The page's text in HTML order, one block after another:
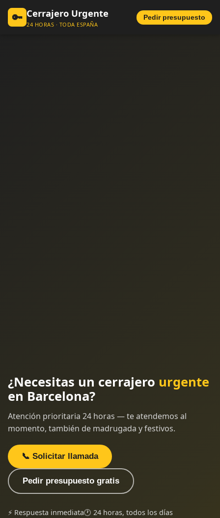
🔑 Cerrajero Urgente
24 HORAS · TODA ESPAÑA
Pedir presupuesto
¿Necesitas un cerrajero urgente
en Barcelona?
Atención prioritaria 24 horas — te atendemos al
momento, también de madrugada y festivos.
📞 Solicitar llamada
Pedir presupuesto gratis
⚡ Respuesta inmediata🕐 24 horas, todos los días